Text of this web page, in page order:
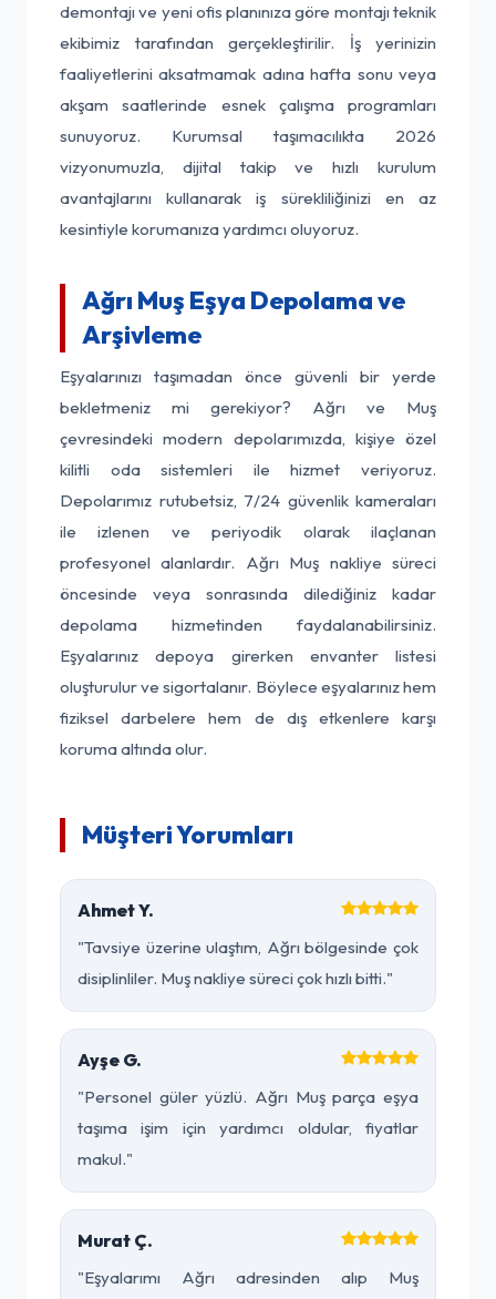
demontajı ve yeni ofis planınıza göre montajı teknik
ekibimiz tarafından gerçekleştirilir. İş yerinizin
faaliyetlerini aksatmamak adına hafta sonu veya
akşam saatlerinde esnek çalışma programları
sunuyoruz. Kurumsal taşımacılıkta 2026
vizyonumuzla, dijital takip ve hızlı kurulum
avantajlarını kullanarak iş sürekliliğinizi en az
kesintiyle korumanıza yardımcı oluyoruz.
Ağrı Muş Eşya Depolama ve
Arşivleme
Eşyalarınızı taşımadan önce güvenli bir yerde
bekletmeniz mi gerekiyor? Ağrı ve Muş
çevresindeki modern depolarımızda, kişiye özel
kilitli oda sistemleri ile hizmet veriyoruz.
Depolarımız rutubetsiz, 7/24 güvenlik kameraları
ile izlenen ve periyodik olarak ilaçlanan
profesyonel alanlardır. Ağrı Muş nakliye süreci
öncesinde veya sonrasında dilediğiniz kadar
depolama hizmetinden faydalanabilirsiniz.
Eşyalarınız depoya girerken envanter listesi
oluşturulur ve sigortalanır. Böylece eşyalarınız hem
fiziksel darbelere hem de dış etkenlere karşı
koruma altında olur.
Müşteri Yorumları
Ahmet Y.
"Tavsiye üzerine ulaştım, Ağrı bölgesinde çok
disiplinliler. Muş nakliye süreci çok hızlı bitti."
Ayşe G.
"Personel güler yüzlü. Ağrı Muş parça eşya
taşıma işim için yardımcı oldular, fiyatlar
makul."
Murat Ç.
"Eşyalarımı Ağrı adresinden alıp Muş